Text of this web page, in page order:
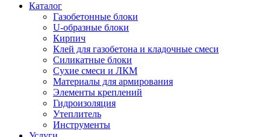
Каталог
Газобетонные блоки
U-образные блоки
Кирпич
Клей для газобетона и кладочные смеси
Силикатные блоки
Сухие смеси и ЛКМ
Материалы для армирования
Элементы креплений
Гидроизоляция
Утеплитель
Инструменты